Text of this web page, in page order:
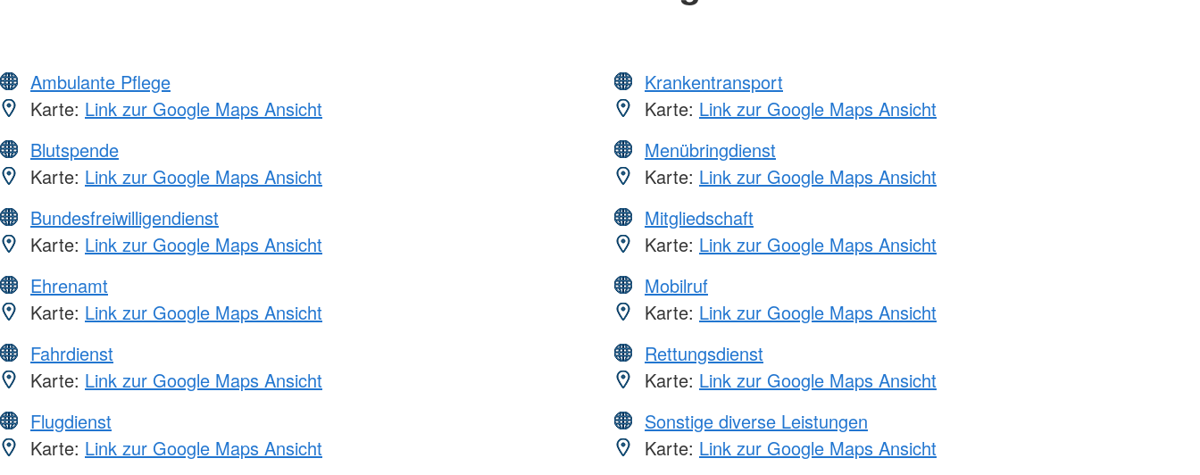
Ambulante Pflege
Karte: Link zur Google Maps Ansicht
Blutspende
Karte: Link zur Google Maps Ansicht
Bundesfreiwilligendienst
Karte: Link zur Google Maps Ansicht
Ehrenamt
Karte: Link zur Google Maps Ansicht
Fahrdienst
Karte: Link zur Google Maps Ansicht
Flugdienst
Karte: Link zur Google Maps Ansicht
Krankentransport
Karte: Link zur Google Maps Ansicht
Menübringdienst
Karte: Link zur Google Maps Ansicht
Mitgliedschaft
Karte: Link zur Google Maps Ansicht
Mobilruf
Karte: Link zur Google Maps Ansicht
Rettungsdienst
Karte: Link zur Google Maps Ansicht
Sonstige diverse Leistungen
Karte: Link zur Google Maps Ansicht